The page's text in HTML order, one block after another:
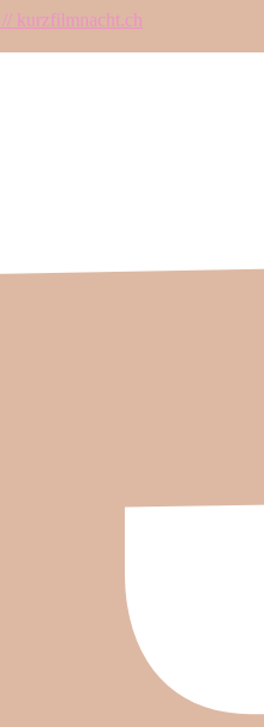
kurzfilmnacht.ch